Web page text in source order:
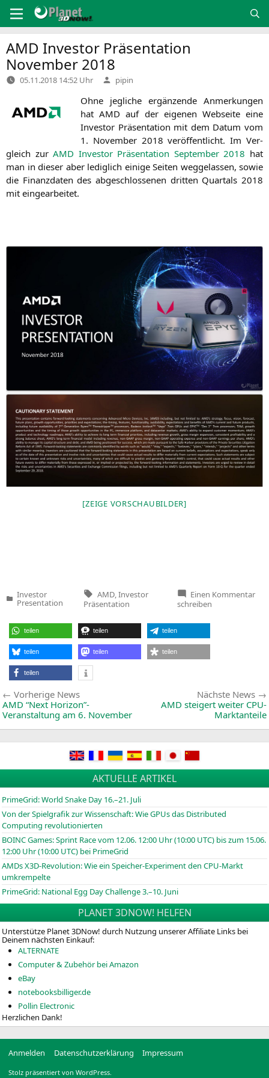
Inhalt
springen
AMD Investor Präsentation
November 2018
05.11.2018 14:52 Uhr Verfasst
von
pipin
Ohne jeg­li­che ergän­zen­de Anmer­kun­gen
hatAMD auf der eige­nen Web­sei­te eine
Inves­tor Prä­sen­ta­ti­on mit dem Datum vom
1. Novem­ber 2018 ver­öf­fent­licht. Im Ver­
gleich zurAMD Inves­tor Prä­sen­ta­ti­on Sep­tem­ber 2018 hat
man in die­ser aber ledig­lich eini­ge Sei­ten weg­ge­las­sen, sowie
die Finanz­da­ten des abge­schlos­se­nen drit­ten Quar­tals 2018
mit eingearbeitet.
[ZEI­GE VORSCHAUBILDER]
Veröffentlicht
Investor
Presentation
Tags:
AMD, Investor
Präsentation
Einen Kommentarzu
schreiben
teilen teilen teilen
teilen teilen teilen
teilen
Beitragsnavigation
Vorherige NewsVorherige
News:
AMD “Next Horizon”-
Veranstaltung am 6. November
Nächste News
AMD steigert weiter CPU-
Marktanteile
AKTUELLE ARTIKEL
PrimeGrid: World Snake Day 16.–21. Juli
Von der Spielgrafik zur Wissenschaft: Wie GPUs das Distributed
Computing revolutionierten
BOINCGames: Sprint Race vom 12.06. 12:00 Uhr (10:00 UTC) bis zum 15.06.
12:00 Uhr (10:00 UTC) bei PrimeGrid
AMDs X3D-Revolution: Wie ein Speicher-Experiment den CPU-Markt
umkrempelte
PrimeGrid: National Egg Day Challenge 3.–10. Juni
PLANET 3DNOW! HELFEN
Unterstütze Planet 3DNow! durch Nutzung unserer Affiliate Links bei
Deinem nächsten Einkauf:
ALTERNATE
Computer & Zubehör bei Amazon
eBay
notebooksbilliger.de
Pollin Electronic
Herzlichen Dank!
Anmelden Datenschutzerklärung Impressum
Stolz präsentiert von WordPress.